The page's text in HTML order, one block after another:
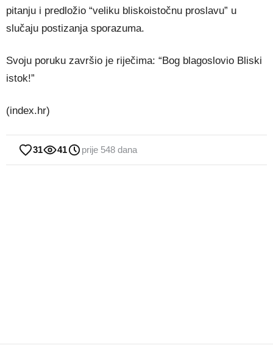
pitanju i predložio “veliku bliskoistočnu proslavu” u
slučaju postizanja sporazuma.
Svoju poruku završio je riječima: “Bog blagoslovio Bliski
istok!”
(index.hr)
31 41 prije 548 dana